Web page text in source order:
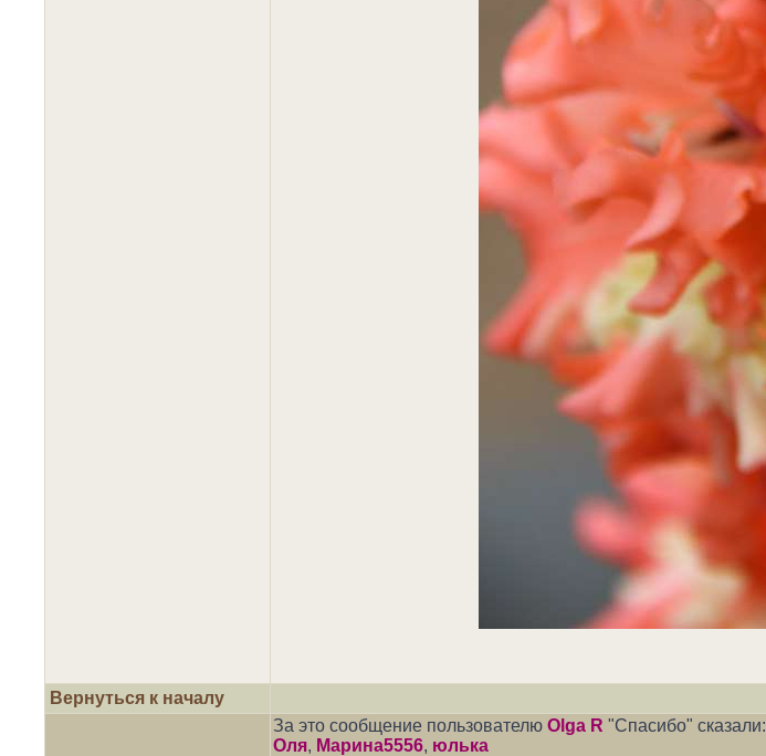
Вернуться к началу
За это сообщение пользователю Olga R "Спасибо" сказали:
Оля, Марина5556, юлька